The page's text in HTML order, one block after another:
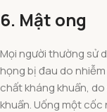
6. Mật ong
Mọi người thường sử
họng bị đau do
chất kháng khuẩn,
khuẩn. Uống một